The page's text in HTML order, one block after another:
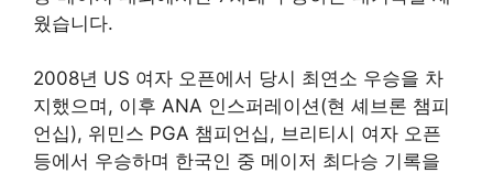
웠습니다.
2008년 US 여자 오픈에서 당시 최연소 우승을 차
지했으며, 이후 ANA 인스퍼레이션(현 셰브론 챔피
언십), 위민스 PGA 챔피언십, 브리티시 여자 오픈
등에서 우승하며 한국인 중 메이저 최다승 기록을